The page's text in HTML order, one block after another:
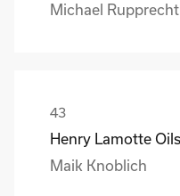
Michael Rupprecht
Maik Knoblich